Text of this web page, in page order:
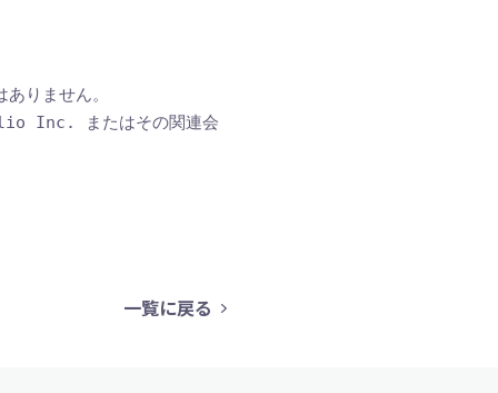
りません。
Inc. またはその関連会
一覧に戻る